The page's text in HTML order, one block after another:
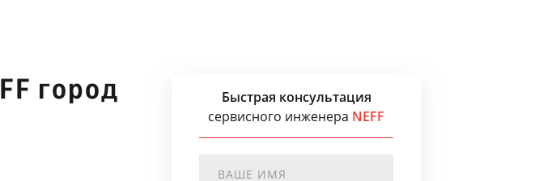
город
Быстрая консультация
сервисного инженера NEFF